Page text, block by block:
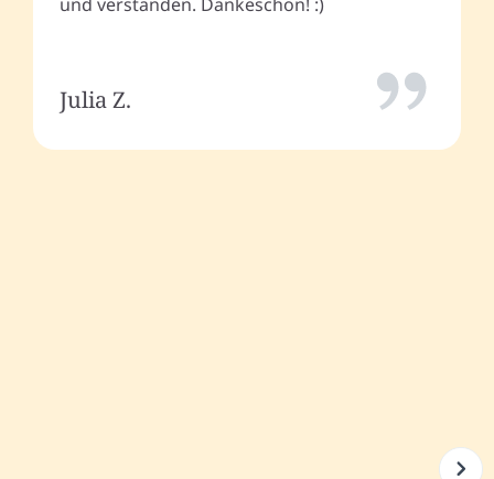
Julia Z.